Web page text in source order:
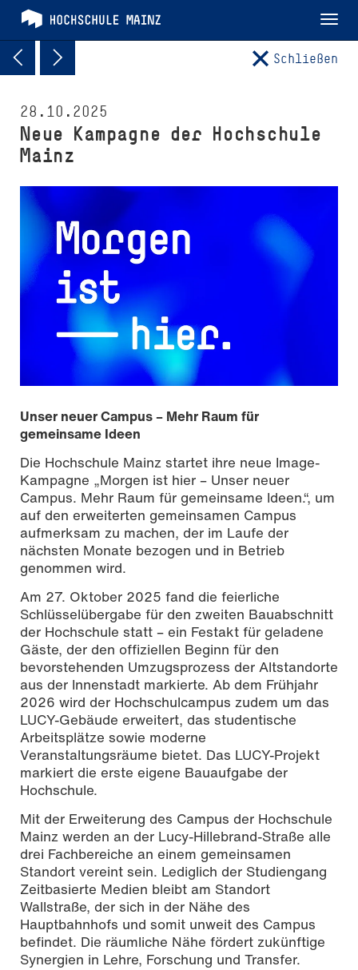
Schließen
28.10.2025
Neue Kampagne der Hochschule
Mainz
Unser neuer Campus – Mehr Raum für
gemeinsame Ideen
Die Hochschule Mainz startet ihre neue Image-
Kampagne „Morgen ist hier – Unser neuer
Campus. Mehr Raum für gemeinsame Ideen.“, um
auf den erweiterten gemeinsamen Campus
aufmerksam zu machen, der im Laufe der
nächsten Monate bezogen und in Betrieb
genommen wird.
Am 27. Oktober 2025 fand die feierliche
Schlüsselübergabe für den zweiten Bauabschnitt
der Hochschule statt – ein Festakt für geladene
Gäste, der den offiziellen Beginn für den
bevorstehenden Umzugsprozess der Altstandorte
aus der Innenstadt markierte. Ab dem Frühjahr
2026 wird der Hochschulcampus zudem um das
LUCY-Gebäude erweitert, das studentische
Arbeitsplätze sowie moderne
Veranstaltungsräume bietet. Das LUCY-Projekt
markiert die erste eigene Bauaufgabe der
Hochschule.
Mit der Erweiterung des Campus der Hochschule
Mainz werden an der Lucy-Hillebrand-Straße alle
drei Fachbereiche an einem gemeinsamen
Standort vereint sein. Lediglich der Studiengang
Zeitbasierte Medien bleibt am Standort
Wallstraße, der sich in der Nähe des
Hauptbahnhofs und somit unweit des Campus
befindet. Die räumliche Nähe fördert zukünftige
Synergien in Lehre, Forschung und Transfer.